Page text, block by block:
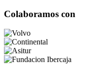
Colaboramos con